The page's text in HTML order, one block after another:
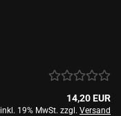
14,20 EUR
inkl. 19% MwSt. zzgl. Versand